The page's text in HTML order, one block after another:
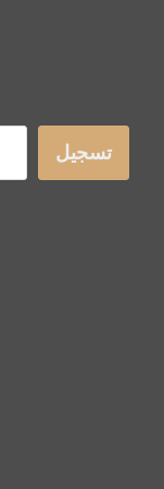
تسجيل